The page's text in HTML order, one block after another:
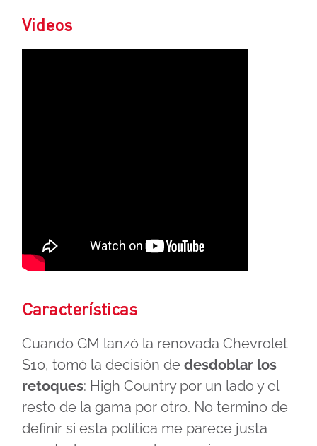
Videos
Características
Cuando GM lanzó la renovada Chevrolet
S10, tomó la decisión de desdoblar los
retoques: High Country por un lado y el
resto de la gama por otro. No termino de
definir si esta política me parece justa